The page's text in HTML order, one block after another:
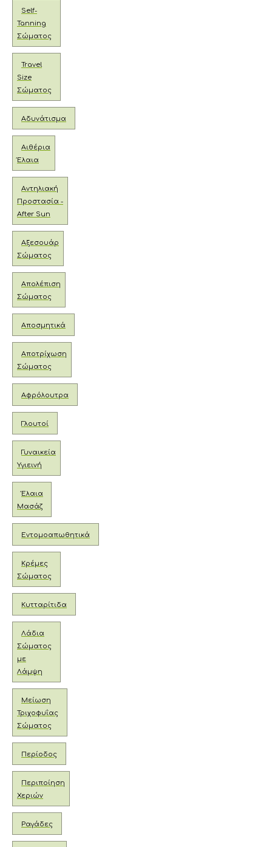
Self-
Tanning
Σώματος
Travel
Size
Σώματος
Αδυνάτισμα
Αιθέρια
Έλαια
Αντηλιακή
Προστασία -
After Sun
Αξεσουάρ
Σώματος
Απολέπιση
Σώματος
Αποσμητικά
Αποτρίχωση
Σώματος
Αφρόλουτρα
Γλουτοί
Γυναικεία
Υγιεινή
Έλαια
Μασάζ
Εντομοαπωθητικά
Κρέμες
Σώματος
Κυτταρίτιδα
Λάδια
Σώματος
με
Λάμψη
Μείωση
Τριχοφυΐας
Σώματος
Περίοδος
Περιποίηση
Χεριών
Ραγάδες